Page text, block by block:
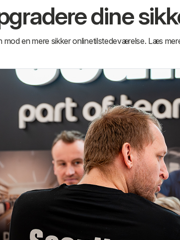
dine
mod en mere sikker onlinetilstedeværelse. Læs